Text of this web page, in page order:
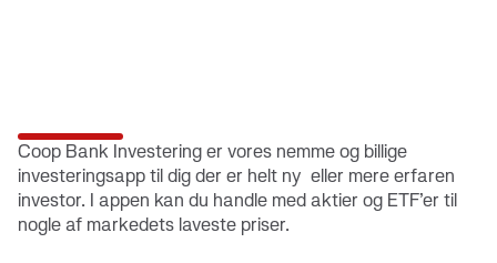
Coop Bank Investering er vores nemme og billige
investeringsapp til dig der er helt ny eller mere erfaren
investor. I appen kan du handle med aktier og ETF’er til
nogle af markedets laveste priser.